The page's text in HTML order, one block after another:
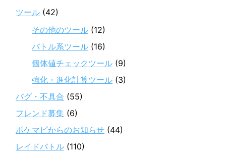
ツール (42)
その他のツール (12)
バトル系ツール (16)
個体値チェックツール (9)
強化・進化計算ツール (3)
バグ・不具合 (55)
フレンド募集 (6)
ポケマピからのお知らせ (44)
レイドバトル (110)